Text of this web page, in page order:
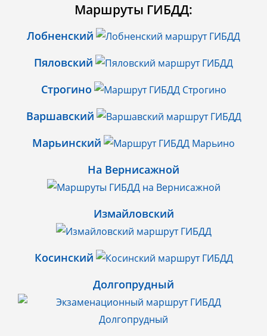
Маршруты ГИБДД:
Лобненский
Пяловский
Строгино
Варшавский
Марьинский
На Вернисажной
Измайловский
Косинский
Долгопрудный